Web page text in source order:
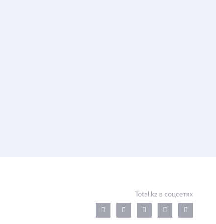
Total.kz в соцсетях